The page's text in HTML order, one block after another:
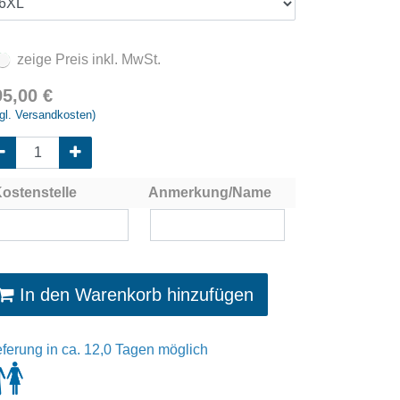
zeige Preis inkl. MwSt.
€
Versandkosten)
Anmerkung/Name
In den Warenkorb hinzufügen
in ca. 12,0 Tagen möglich